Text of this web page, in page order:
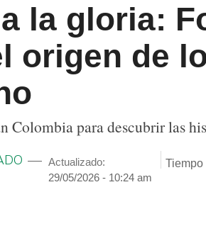
la gloria:
origen de
Colombia para descubrir las
Actualizado:
29/05/2026 - 10:24 am
Tiempo